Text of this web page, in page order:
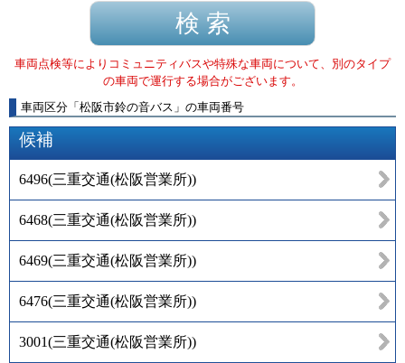
車両点検等によりコミュニティバスや特殊な車両について、別のタイプ
の車両で運行する場合がございます。
車両区分 「 松阪市鈴の音バス 」 の車両番号
候補
6496(三重交通(松阪営業所))
6468(三重交通(松阪営業所))
6469(三重交通(松阪営業所))
6476(三重交通(松阪営業所))
3001(三重交通(松阪営業所))